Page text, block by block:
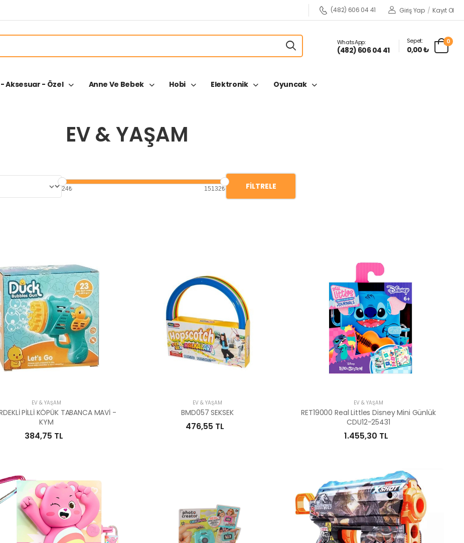
(482) 606 04 41 Giriş Yap / Kayıt Ol
WhatsApp:
(482) 606 04 41
Sepet:
0,00 ₺
0
Aksesuar - Özel Anne Ve Bebek Hobi Elektronik Oyuncak
EV & YAŞAM
24₺ 15132₺ FILTRELE
EV & YAŞAM
PİLLİ KÖPÜK TABANCA MAVİ -
KYM
384,75 TL
EV & YAŞAM
BMD057 SEKSEK
476,55 TL
EV & YAŞAM
RET19000 Real Littles Disney Mini Günlük
CDU12-25431
1.455,30 TL